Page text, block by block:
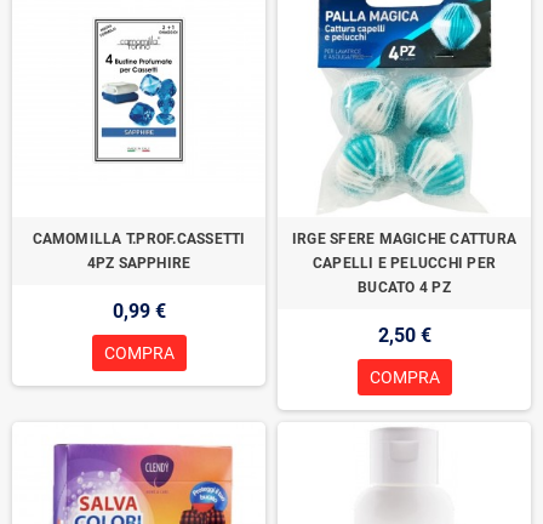
CAMOMILLA T.PROF.CASSETTI
4PZ SAPPHIRE
0,99 €
COMPRA
IRGE SFERE MAGICHE CATTURA
CAPELLI E PELUCCHI PER
BUCATO 4 PZ
2,50 €
COMPRA